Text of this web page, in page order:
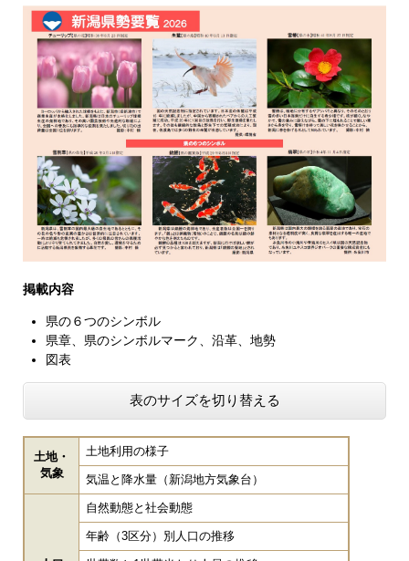
掲載内容
県の６つのシンボル
県章、県のシンボルマーク、沿革、地勢
図表
表のサイズを切り替える
土地・
気象
土地利用の様子
気温と降水量（新潟地方気象台）
自然動態と社会動態
年齢（3区分）別人口の推移